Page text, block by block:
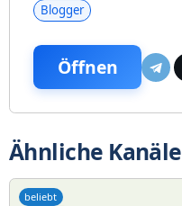
Blogger
Öffnen
Ähnliche Kanäle
beliebt